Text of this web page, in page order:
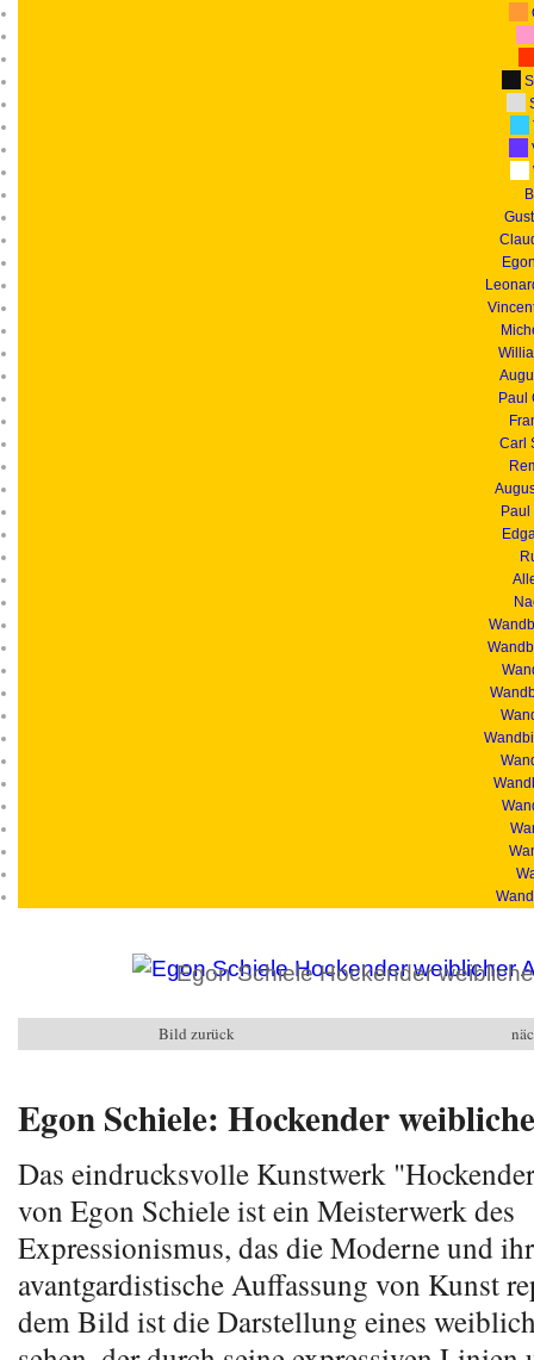
Paul
Carl
Egon Schiele Hockender
Bild zurück
Egon Schiele: Hockender
Das eindrucksvolle Kunstwerk
von Egon Schiele ist ein Meisterwerk des
Expressionismus, das die Moderne und
avantgardistische Auffassung von Kunst
dem Bild ist die Darstellung eines